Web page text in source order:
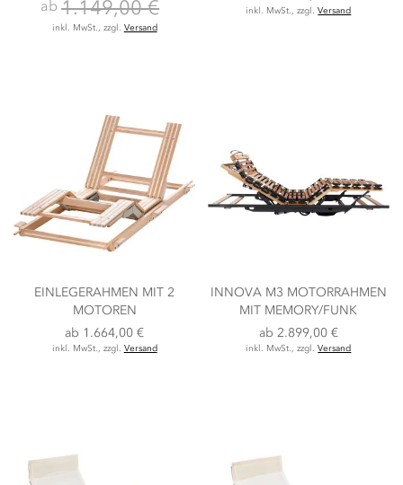
ab1.149,00 €
inkl. MwSt., zzgl. Versand
inkl. MwSt., zzgl.Versand
EINLEGERAHMEN MIT 2
MOTOREN
ab 1.664,00 €
inkl. MwSt., zzgl. Versand
INNOVA M3 MOTORRAHMEN
MIT MEMORY/FUNK
ab 2.899,00 €
inkl. MwSt., zzgl.Versand